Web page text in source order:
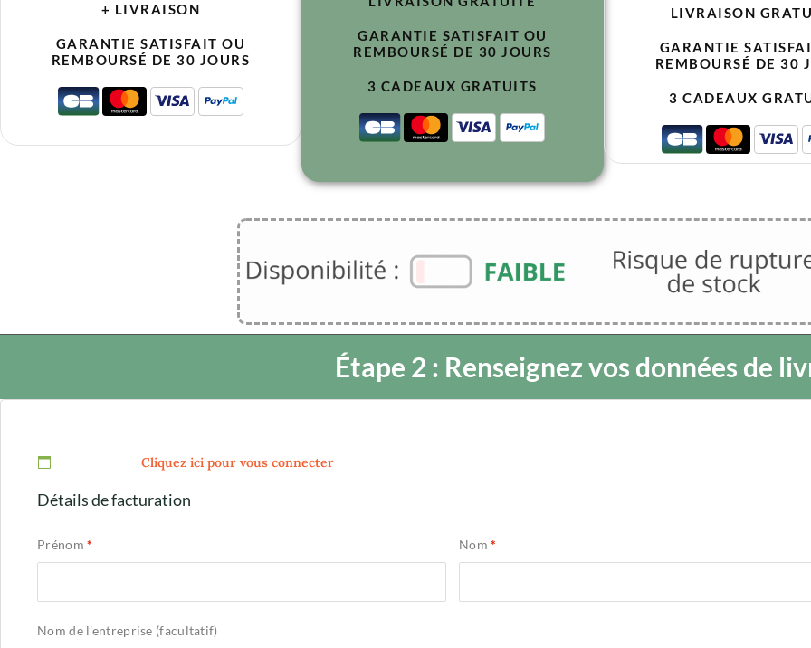
+ LIVRAISON
GARANTIE SATISFAIT OU
REMBOURSÉ DE 30 JOURS
GARANTIE SATISFAIT OU
REMBOURSÉ DE 30 JOURS
3 CADEAUX GRATUITS
LIVRAISON
GARANTIE
REMBOURSÉ DE 30
3 CADEAUX
Étape 2 : Renseignez vos données de
Cliquez ici pour vous connecter
Détails de facturation
Prénom* Nom*
Nom de l’entreprise (facultatif)